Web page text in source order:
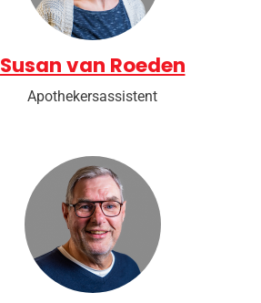
Susan van Roeden
Apothekersassistent